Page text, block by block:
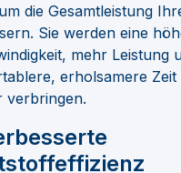
die Gesamtleistung
Sie werden eine
mehr Leistung
erholsamere Zeit
verbringen.